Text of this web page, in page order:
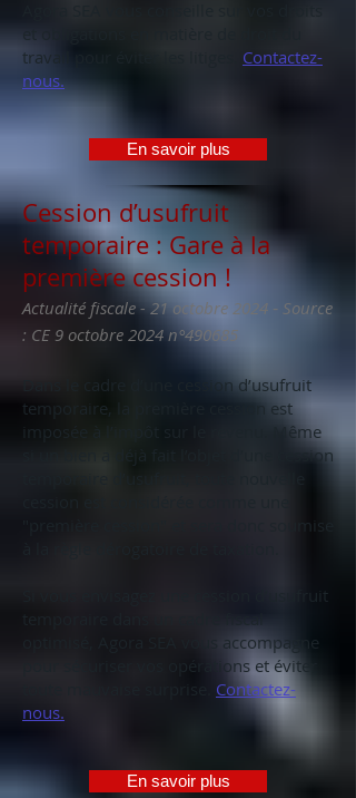
travail pour éviter les litiges. Contactez-
nous.
En savoir plus
Cession d’usufruit
temporaire : Gare à la
première cession !
Actualité fiscale - 21 octobre 2024 - Source
: CE 9 octobre 2024 n°490685
Dans le cadre d’une cession d’usufruit
temporaire, la première cession est
imposée à l’impôt sur le revenu. Même
si un bien a déjà fait l’objet d’une cession
Si vous envisagez une cession d’usufruit
optimisé, Agora SEA vous accompagne
pour sécuriser vos opérations et éviter
Contactez-
nous.
En savoir plus